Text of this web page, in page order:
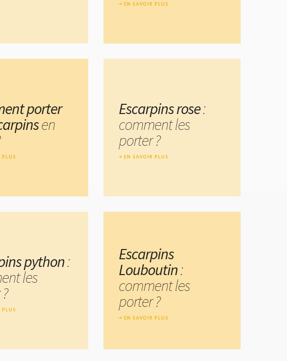
EN SAVOIR PLUS
porter
en
PLUS
Escarpins rose:
comment les
porter ?
EN SAVOIR PLUS
python:
les
PLUS
Escarpins
Louboutin:
comment les
porter ?
EN SAVOIR PLUS